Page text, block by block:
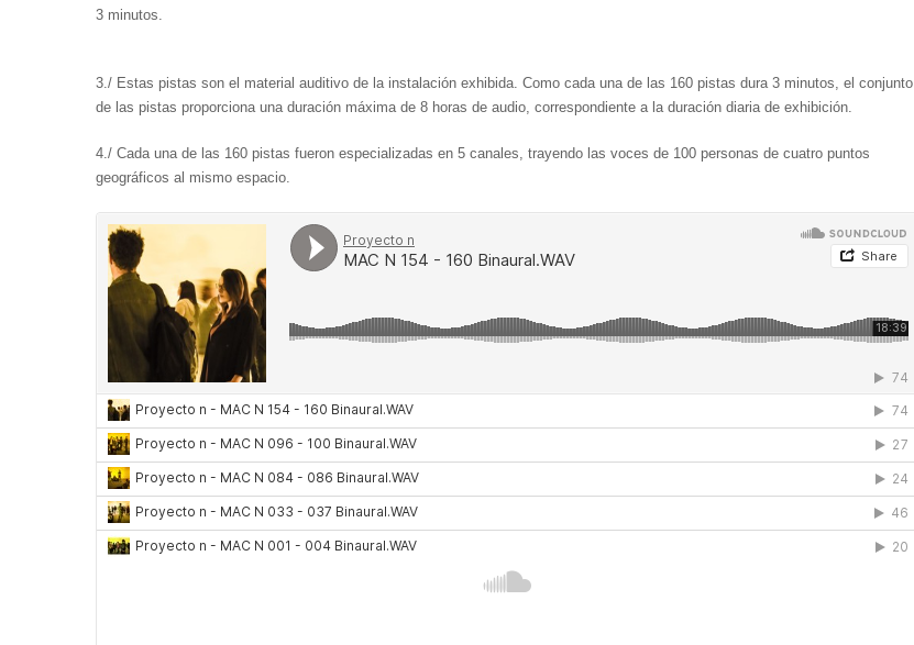
3 minutos.
3./ Estas pistas son el material auditivo de la instalación exhibida. Como cada una de las 160 pistas dura 3 minutos, el conjunto
de las pistas proporciona una duración máxima de 8 horas de audio, correspondiente a la duración diaria de exhibición.
4./ Cada una de las 160 pistas fueron especializadas en 5 canales, trayendo las voces de 100 personas de cuatro puntos
geográficos al mismo espacio.